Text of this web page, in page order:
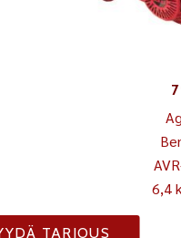
6,4
TARJOUS